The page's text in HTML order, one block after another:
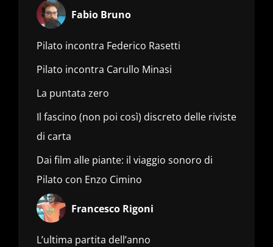
Fabio Bruno
Pilato incontra Federico Rasetti
Pilato incontra Carullo Minasi
La puntata zero
Il fascino (non poi così) discreto delle riviste
di carta
Dai film alle piante: il viaggio sonoro di
Pilato con Enzo Cimino
Francesco Rigoni
L’ultima partita dell’anno